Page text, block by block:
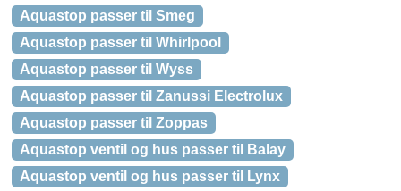
Aquastop passer til Smeg
Aquastop passer til Whirlpool
Aquastop passer til Wyss
Aquastop passer til Zanussi Electrolux
Aquastop passer til Zoppas
Aquastop ventil og hus passer til Balay
Aquastop ventil og hus passer til Lynx